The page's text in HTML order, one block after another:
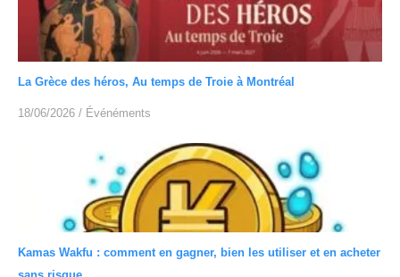
La Grèce des héros, Au temps de Troie à Montréal
18/06/2026 / Événéments
Kamas Wakfu : comment en gagner, bien les utiliser et en acheter